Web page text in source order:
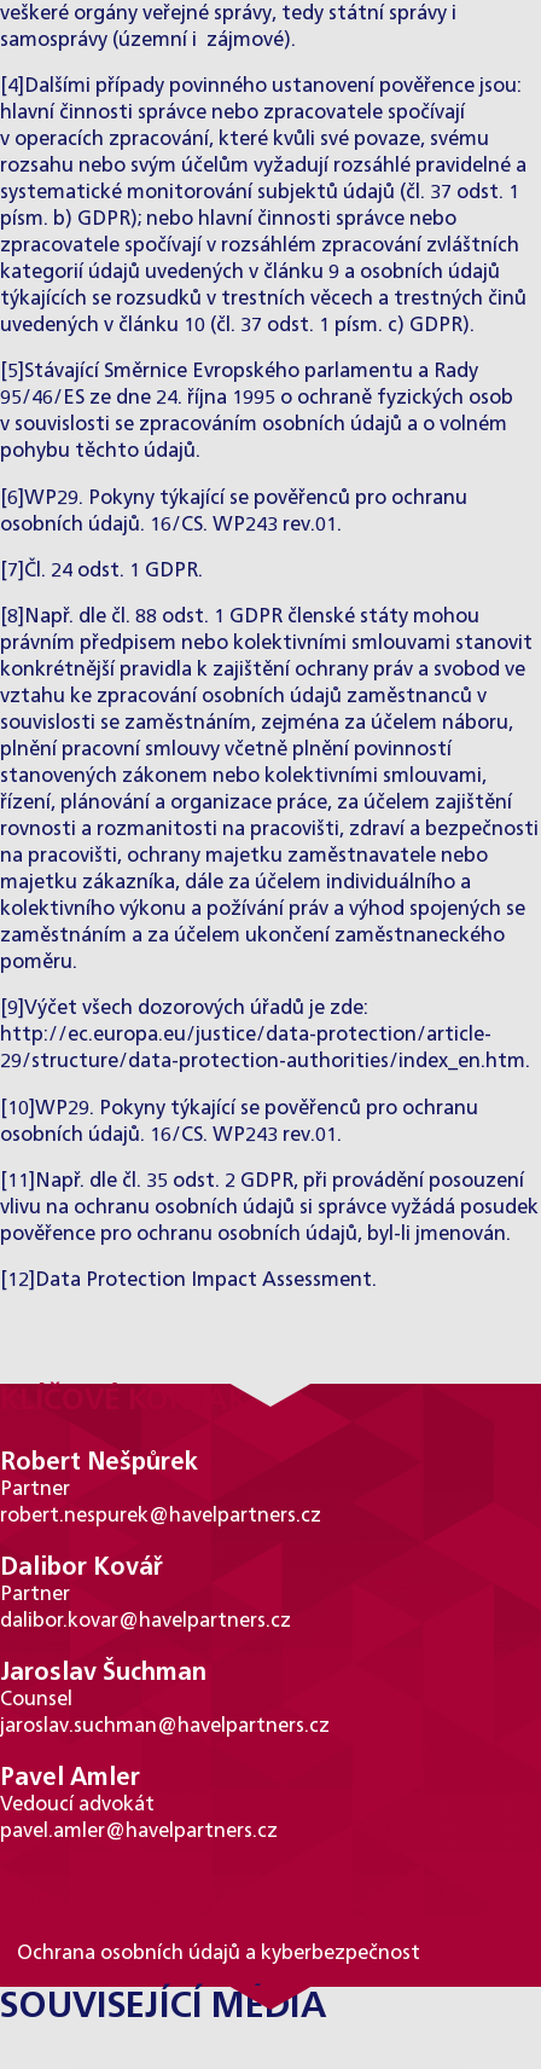
veškeré orgány veřejné správy, tedy státní správy i
samosprávy (územní i zájmové).
[4]Dalšími případy povinného ustanovení pověřence jsou:
hlavní činnosti správce nebo zpracovatele spočívají
v operacích zpracování, které kvůli své povaze, svému
rozsahu nebo svým účelům vyžadují rozsáhlé pravidelné a
systematické monitorování subjektů údajů (čl. 37 odst. 1
písm. b) GDPR); nebo hlavní činnosti správce nebo
zpracovatele spočívají v rozsáhlém zpracování zvláštních
kategorií údajů uvedených v článku 9 a osobních údajů
týkajících se rozsudků v trestních věcech a trestných činů
uvedených v článku 10 (čl. 37 odst. 1 písm. c) GDPR).
[5]Stávající Směrnice Evropského parlamentu a Rady
95/46/ES ze dne 24. října 1995 o ochraně fyzických osob
v souvislosti se zpracováním osobních údajů a o volném
pohybu těchto údajů.
[6]WP29. Pokyny týkající se pověřenců pro ochranu
osobních údajů. 16/CS. WP243 rev.01.
[7]Čl. 24 odst. 1 GDPR.
[8]Např. dle čl. 88 odst. 1 GDPR členské státy mohou
právním předpisem nebo kolektivními smlouvami stanovit
konkrétnější pravidla k zajištění ochrany práv a svobod ve
vztahu ke zpracování osobních údajů zaměstnanců v
souvislosti se zaměstnáním, zejména za účelem náboru,
plnění pracovní smlouvy včetně plnění povinností
stanovených zákonem nebo kolektivními smlouvami,
řízení, plánování a organizace práce, za účelem zajištění
rovnosti a rozmanitosti na pracovišti, zdraví a bezpečnosti
na pracovišti, ochrany majetku zaměstnavatele nebo
majetku zákazníka, dále za účelem individuálního a
kolektivního výkonu a požívání práv a výhod spojených se
zaměstnáním a za účelem ukončení zaměstnaneckého
poměru.
[9]Výčet všech dozorových úřadů je zde:
http://ec.europa.eu/justice/data-protection/article-
29/structure/data-protection-authorities/index_en.htm.
[10]WP29. Pokyny týkající se pověřenců pro ochranu
osobních údajů. 16/CS. WP243 rev.01.
[11]Např. dle čl. 35 odst. 2 GDPR, při provádění posouzení
vlivu na ochranu osobních údajů si správce vyžádá posudek
pověřence pro ochranu osobních údajů, byl-li jmenován.
[12]Data Protection Impact Assessment.
KLÍČOVÉ KONTAKTY
Robert Nešpůrek
Partner
robert.nespurek@havelpartners.cz
Dalibor Kovář
Partner
dalibor.kovar@havelpartners.cz
Jaroslav Šuchman
Counsel
jaroslav.suchman@havelpartners.cz
Pavel Amler
Vedoucí advokát
pavel.amler@havelpartners.cz
Ochrana osobních údajů a kyberbezpečnost
SOUVISEJÍCÍ MÉDIA